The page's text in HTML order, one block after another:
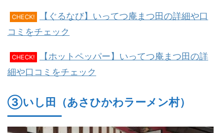
CHECK!
【ぐるなび】いってつ庵まつ田の詳細や口
コミをチェック
CHECK!
【ホットペッパー】いってつ庵まつ田の詳
細や口コミをチェック
③いし田（あさひかわラーメン村）